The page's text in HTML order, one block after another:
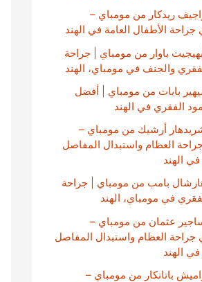
ريدكار من مومباي –
الأطفال العامة في الهند
باوار من مومباي | جراحة
والجنف في مومباي، الهند
بابات من مومباي | أفضل
الفقري في الهند
أرشيك من مومباي –
العظام واستبدال المفاصل
في الهند
بامب من مومباي | جراحة
في مومباي، الهند
عثمان من مومباي –
العظام واستبدال المفاصل
في الهند
باتانكار من مومباي –